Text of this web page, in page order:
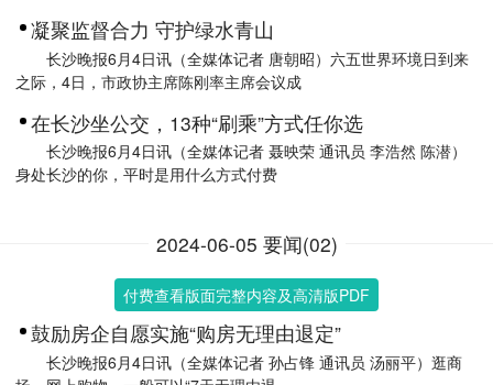
凝聚监督合力 守护绿水青山
长沙晚报6月4日讯（全媒体记者 唐朝昭）六五世界环境日到来
之际，4日，市政协主席陈刚率主席会议成
在长沙坐公交，13种“刷乘”方式任你选
长沙晚报6月4日讯（全媒体记者 聂映荣 通讯员 李浩然 陈潜）
身处长沙的你，平时是用什么方式付费
2024-06-05 要闻(02)
付费查看版面完整内容及高清版PDF
鼓励房企自愿实施“购房无理由退定”
长沙晚报6月4日讯（全媒体记者 孙占锋 通讯员 汤丽平）逛商